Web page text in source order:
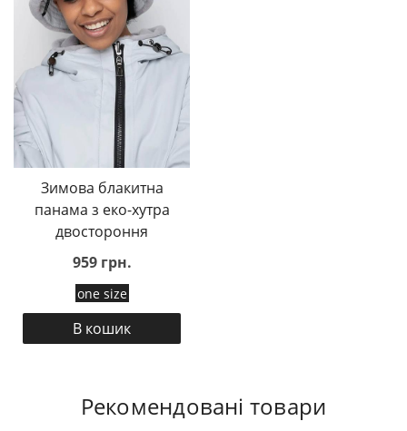
Зимова блакитна
панама з еко-хутра
двостороння
959 грн.
one size
В кошик
Рекомендовані товари